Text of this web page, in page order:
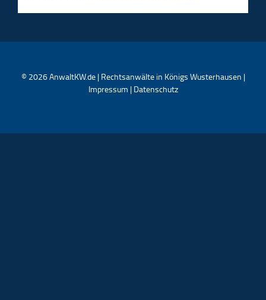
© 2026AnwaltKW.de | Rechtsanwälte in Königs Wusterhausen |
Impressum | Datenschutz